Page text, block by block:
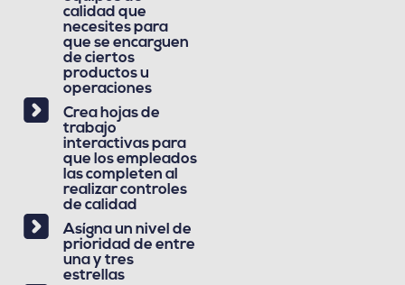
calidad que
necesites para
que se encarguen
de ciertos
productos u
operaciones
Crea hojas de
trabajo
interactivas para
que los empleados
las completen al
realizar controles
de calidad
Asígna un nivel de
prioridad de entre
una y tres
estrellas